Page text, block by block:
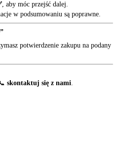
, aby móc przejść dalej.
w podsumowaniu są poprawne.
potwierdzenie zakupu na podany
skontaktuj się z nami.